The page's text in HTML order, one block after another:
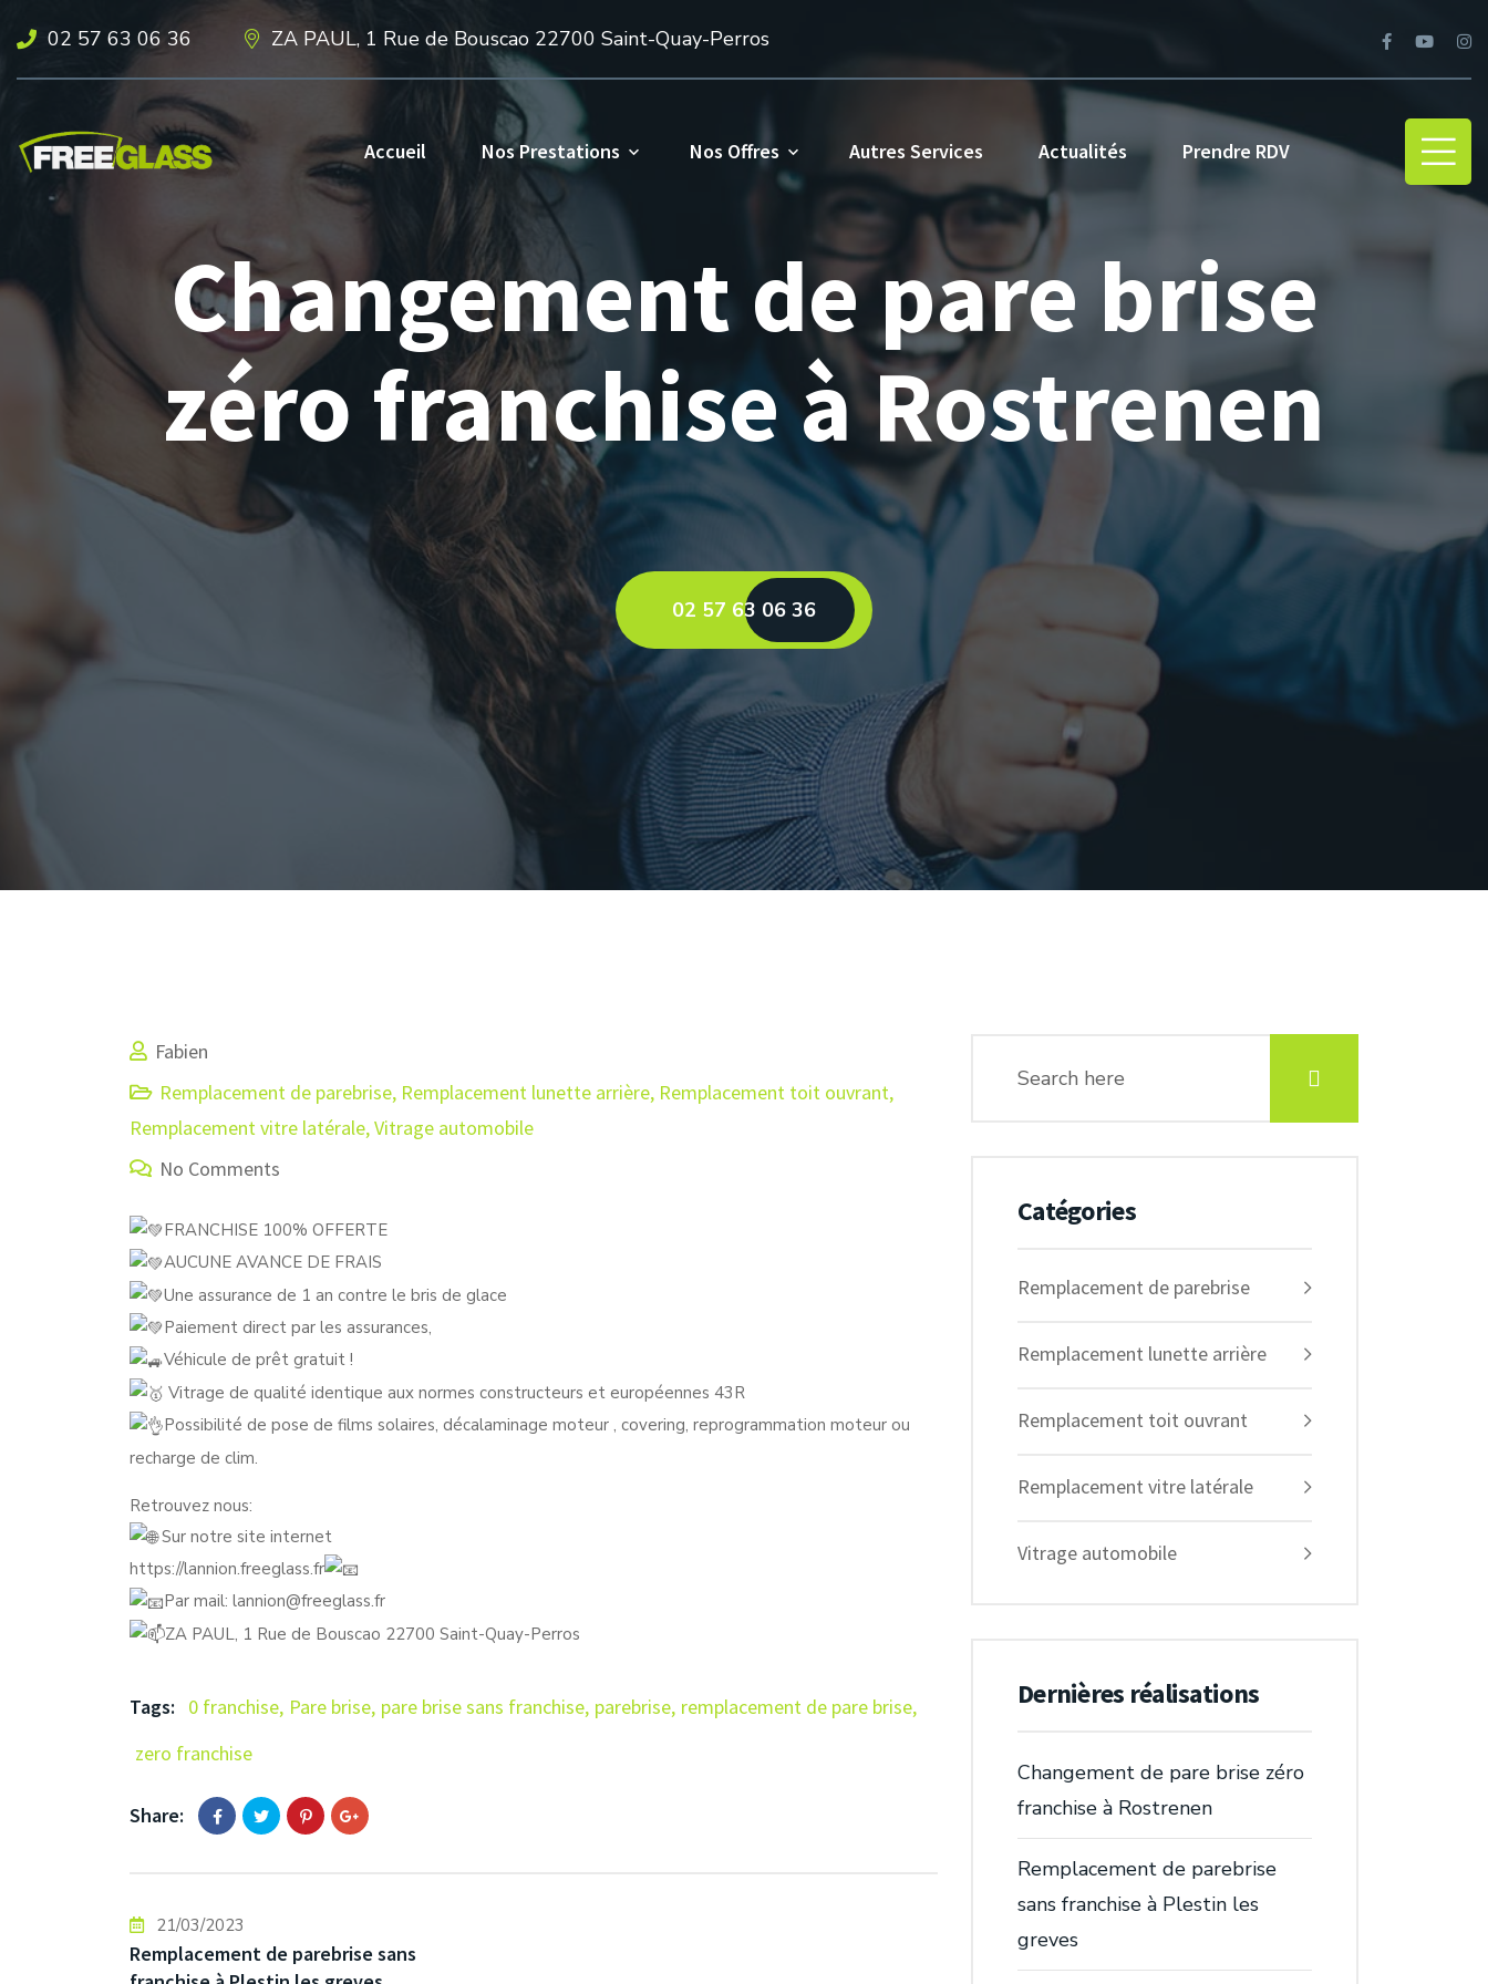
02 57 63 06 36 ZA PAUL, 1 Rue de Bouscao 22700 Saint-Quay-Perros
Accueil Nos Prestations Nos Offres Autres Services Actualités Prendre RDV
Changement de pare brise
zéro franchise à Rostrenen
02 57 63 06 36
Fabien
Remplacement de parebrise, Remplacement lunette arrière, Remplacement toit ouvrant,
Remplacement vitre latérale,Vitrage automobile
No Comments
FRANCHISE 100% OFFERTE
AUCUNE AVANCE DE FRAIS
Une assurance de 1 an contre le bris de glace
Paiement direct par les assurances,
Véhicule de prêt gratuit !
Vitrage de qualité identique aux normes constructeurs et européennes 43R
Possibilité de pose de films solaires, décalaminage moteur , covering, reprogrammation moteur ou
recharge de clim.
Retrouvez nous:
Sur notre site internet
https://lannion.freeglass.fr
Par mail: lannion@freeglass.fr
ZA PAUL, 1 Rue de Bouscao 22700 Saint-Quay-Perros
Tags: 0 franchise, Pare brise, pare brise sans franchise, parebrise, remplacement de pare brise,
zero franchise
Share:
21/03/2023
Remplacement de parebrise sans
Catégories
Remplacement de parebrise
Remplacement lunette arrière
Remplacement toit ouvrant
Remplacement vitre latérale
Vitrage automobile
Dernières réalisations
Changement de pare brise zéro
franchise à Rostrenen
Remplacement de parebrise
sans franchise à Plestin les
greves